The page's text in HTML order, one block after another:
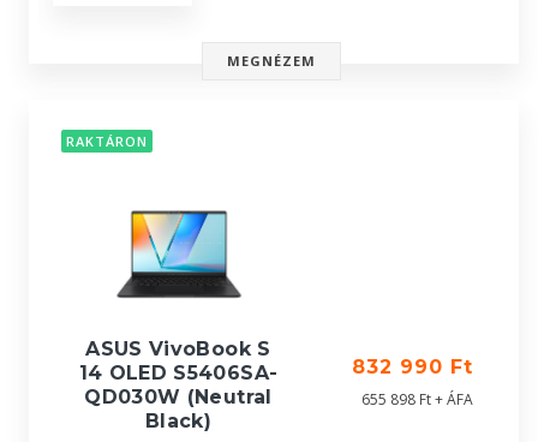
MEGNÉZEM
RAKTÁRON
ASUS VivoBook S
14 OLED S5406SA-
QD030W (Neutral
Black)
832 990 Ft
655 898 Ft + ÁFA